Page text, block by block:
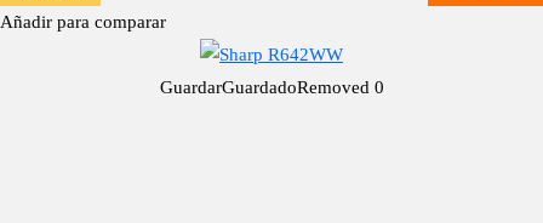
Añadir para comparar
GuardarGuardadoRemoved 0